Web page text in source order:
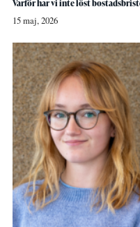
Varför har vi inte löst
15 maj, 2026